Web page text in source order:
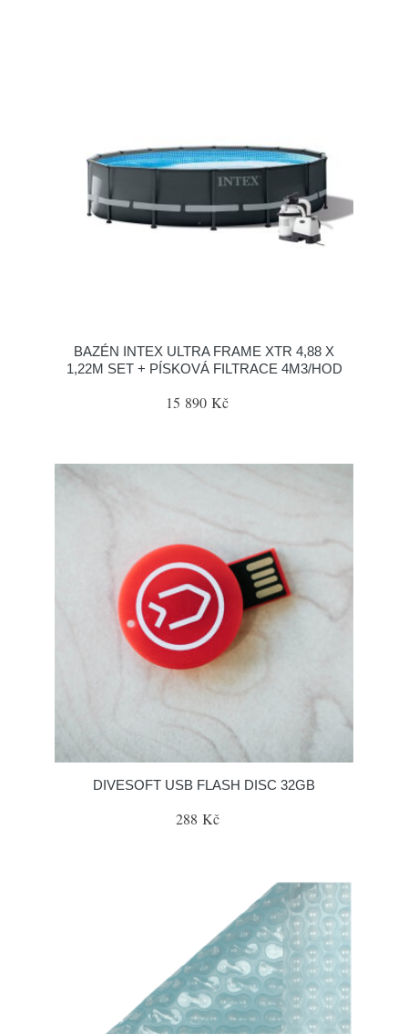
BAZÉN INTEX ULTRA FRAME XTR 4,88 X
1,22M SET + PÍSKOVÁ FILTRACE 4M3/HOD
15 890 Kč
DIVESOFT USB FLASH DISC 32GB
288 Kč